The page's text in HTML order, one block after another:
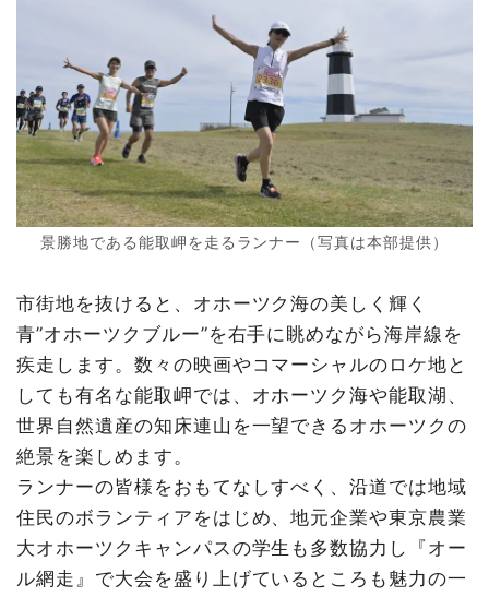
景勝地である能取岬を走るランナー（写真は本部提供）
市街地を抜けると、オホーツク海の美しく輝く
青”オホーツクブルー”を右手に眺めながら海岸線を
疾走します。数々の映画やコマーシャルのロケ地と
しても有名な能取岬では、オホーツク海や能取湖、
世界自然遺産の知床連山を一望できるオホーツクの
絶景を楽しめます。
ランナーの皆様をおもてなしすべく、沿道では地域
住民のボランティアをはじめ、地元企業や東京農業
大オホーツクキャンパスの学生も多数協力し『オー
ル網走』で大会を盛り上げているところも魅力の一